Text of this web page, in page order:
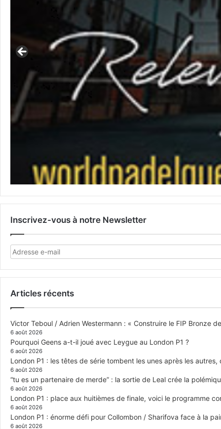
Inscrivez-vous à notre Newsletter
Articles récents
Victor Teboul / Adrien Westermann : « Construire le FIP Bronze
6 août 2026
Pourquoi Geens a-t-il joué avec Leygue au London P1 ?
6 août 2026
London P1 : les têtes de série tombent les unes après les autres,
6 août 2026
“tu es un partenaire de merde” : la sortie de Leal crée la
6 août 2026
London P1 : place aux huitièmes de finale, voici le programme
6 août 2026
London P1 : énorme défi pour Collombon / Sharifova face à la
6 août 2026